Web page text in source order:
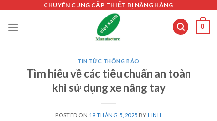
content
CHUYÊN CUNG CẤP THIẾT BỊ NÂNG HÀNG
0
TIN TỨC THÔNG BÁO
Tìm hiểu về các tiêu chuẩn an toàn
khi sử dụng xe nâng tay
POSTED ON 19 THÁNG 5, 2025 BYLINH